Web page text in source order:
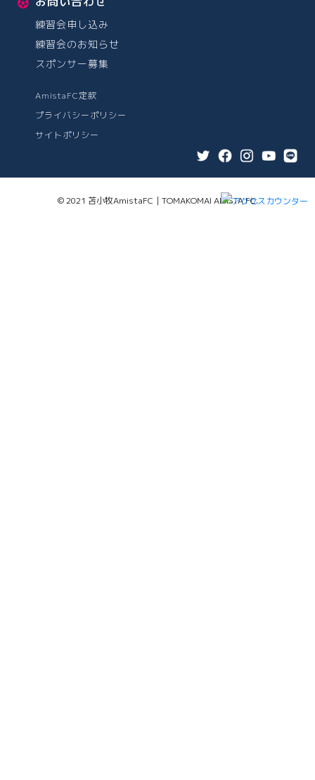
練習会申し込み
練習会のお知らせ
スポンサー募集
AmistaFC定款
プライバシーポリシー
サイトポリシー
© 2021 苫小牧AmistaFC｜TOMAKOMAI AMISTA FC.